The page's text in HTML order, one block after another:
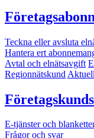
Teckna eller avsluta
Hantera ert
Avtal och elnätsavgift
Regionnätskund
E-tjänster och
Frågor och svar